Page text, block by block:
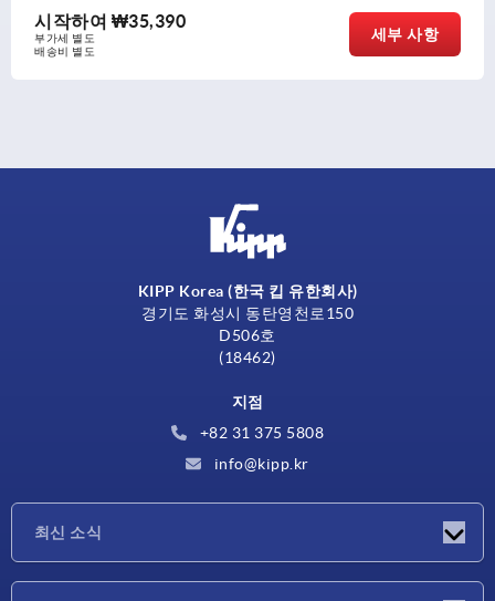
시작하여 ₩35,390
부가세 별도
배송비 별도
세부 사항
KIPP Korea (한국 킵 유한회사)
경기도 화성시 동탄영천로150
D506호
(18462)
지점
+82 31 375 5808
info@kipp.kr
최신 소식